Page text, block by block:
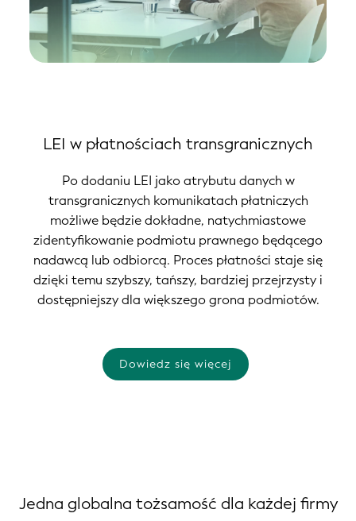
LEI w płatnościach transgranicznych
Po dodaniu LEI jako atrybutu danych w
transgranicznych komunikatach płatniczych
możliwe będzie dokładne, natychmiastowe
zidentyfikowanie podmiotu prawnego będącego
nadawcą lub odbiorcą. Proces płatności staje się
dzięki temu szybszy, tańszy, bardziej przejrzysty i
dostępniejszy dla większego grona podmiotów.
Dowiedz się więcej
Jedna globalna tożsamość dla każdej firmy